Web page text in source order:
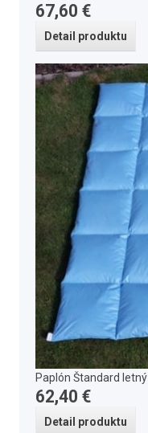
67,60 €
Detail produktu
Paplón Štandard letný
62,40 €
Detail produktu